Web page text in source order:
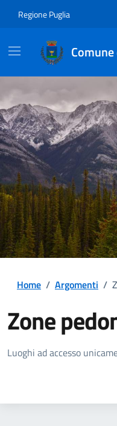
Regione Puglia
Home / Argomenti /
Zone
Dettagli
Luoghi ad accesso